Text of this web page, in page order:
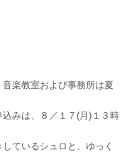
楽教室および事務所は夏
みは、８／１７(月)１３時
ているシュロと、ゆっく